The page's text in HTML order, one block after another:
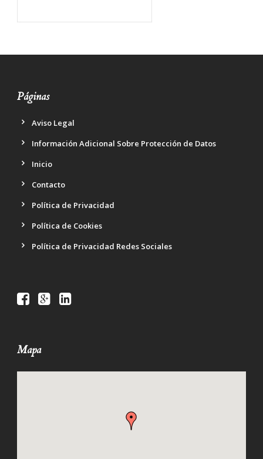
Páginas
Aviso Legal
Información Adicional Sobre Protección de Datos
Inicio
Contacto
Política de Privacidad
Política de Cookies
Política de Privacidad Redes Sociales
Mapa